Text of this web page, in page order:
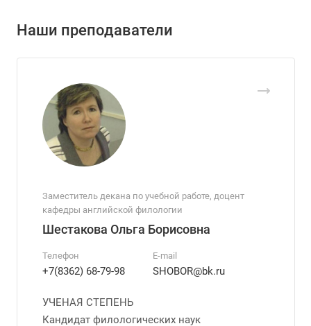
Наши преподаватели
Заместитель декана по учебной работе, доцент
кафедры английской филологии
Шестакова Ольга Борисовна
Телефон
+7(8362) 68-79-98
E-mail
SHOBOR@bk.ru
УЧЕНАЯ СТЕПЕНЬ
Кандидат филологических наук